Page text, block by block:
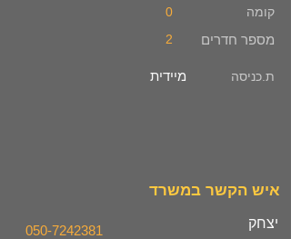
קומה
2
מספר חדרים
0
מיידית ת.כניסה
יצחק
איש הקשר במשרד
050-7242381